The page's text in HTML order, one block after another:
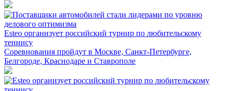
Esteo организует российский турнир по любительскому
теннису
Соревнования пройдут в Москве, Санкт-Петербурге,
Белгороде, Краснодаре и Ставрополе